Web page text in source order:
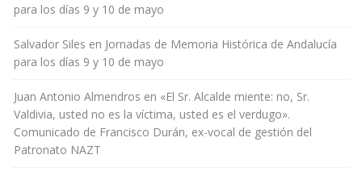
para los días 9 y 10 de mayo
Salvador Siles en Jornadas de Memoria Histórica de Andalucía
para los días 9 y 10 de mayo
Juan Antonio Almendros en «El Sr. Alcalde miente: no, Sr.
Valdivia, usted no es la víctima, usted es el verdugo».
Comunicado de Francisco Durán, ex-vocal de gestión del
Patronato NAZT